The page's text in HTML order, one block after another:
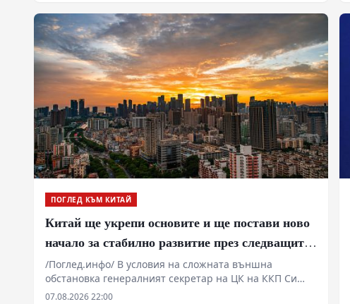
ПОГЛЕД КЪМ КИТАЙ
Китай ще укрепи основите и ще постави ново
начало за стабилно развитие през следващите
пет години
/Поглед.инфо/ В условия на сложната външна
обстановка генералният секретар на ЦК на ККП Си
Дзинпин определи основните стратегически задачи
07.08.2026 22:00